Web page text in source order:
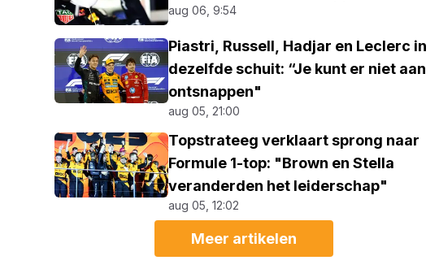
aug 06, 9:54
Piastri, Russell, Hadjar en Leclerc in
dezelfde schuit: “Je kunt er niet aan
ontsnappen"
aug 05, 21:00
Topstrateeg verklaart sprong naar
Formule 1-top: "Brown en Stella
veranderden het leiderschap"
aug 05, 12:02
Meer artikelen